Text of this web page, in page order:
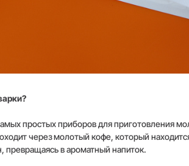
простых приборов для приготовления
через молотый кофе, который
превращаясь в ароматный напиток.